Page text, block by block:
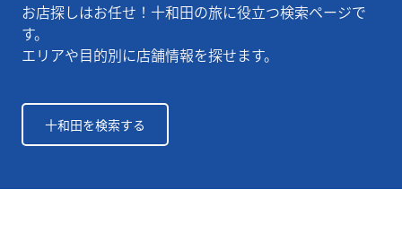
お店探しはお任せ！十和田の旅に役立つ検索ページで
す。
エリアや目的別に店舗情報を探せます。
十和田を検索する